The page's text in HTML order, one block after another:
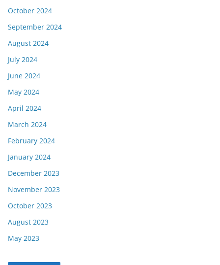
October 2024
September 2024
August 2024
July 2024
June 2024
May 2024
April 2024
March 2024
February 2024
January 2024
December 2023
November 2023
October 2023
August 2023
May 2023